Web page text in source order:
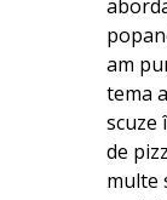
am
tema
scuze
de
multe